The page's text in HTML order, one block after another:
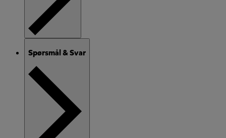
Spørsmål & Svar